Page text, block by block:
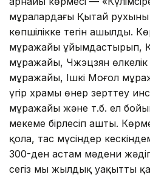
мұралардағы Қытай рухының
көпшілікке тегін ашылды.
мұражайы ұйымдастырып,
мұражайы, Чжэцзян
мұражайы, Ішкі Моңғол
үңгір храмы өнер зерттеу
мұражайы және т.б. ел
мекеме бірлесіп ашты.
қола, тас мүсіндер
300-ден астам мәдени
сегіз мың жылдық уақытты